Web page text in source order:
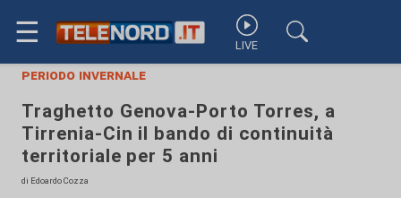
☰ LIVE
periodo invernale
Traghetto Genova-Porto Torres, a
Tirrenia-Cin il bando di continuità
territoriale per 5 anni
di Edoardo Cozza